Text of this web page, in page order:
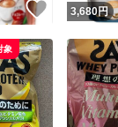
いいね！
3,680円
象